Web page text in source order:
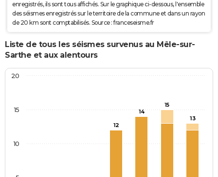
enregistrés, ils sont tous affichés. Sur le graphique ci-dessous, l'ensemble
des séismes enregistrés sur le territoire de la commune et dans un rayon
de 20 km sont comptabilisés. Source : franceseisme.fr
Liste de tous les séismes survenus au Mêle-sur-
Sarthe et aux alentours
12
14
15
13
10
15
20